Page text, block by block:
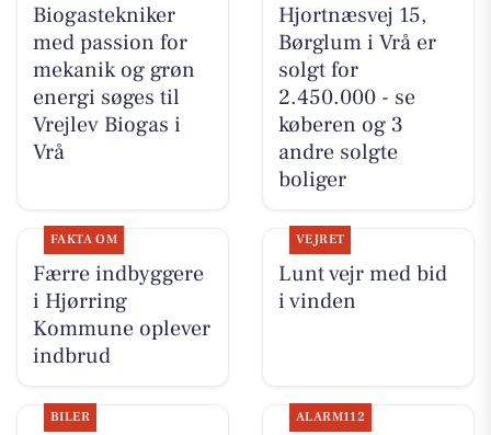
Biogastekniker
med passion for
mekanik og grøn
energi søges til
Vrejlev Biogas i
Vrå
Hjortnæsvej 15,
Børglum i Vrå er
solgt for
2.450.000 - se
køberen og 3
andre solgte
boliger
FAKTA OM
Færre indbyggere
i Hjørring
Kommune oplever
indbrud
VEJRET
Lunt vejr med bid
i vinden
BILER ALARM112